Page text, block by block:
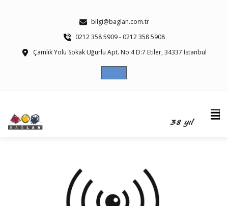
bilgi@baglan.com.tr
0212 358 5909 - 0212 358 5908
Çamlık Yolu Sokak Uğurlu Apt. No:4 D:7 Etiler, 34337 İstanbul